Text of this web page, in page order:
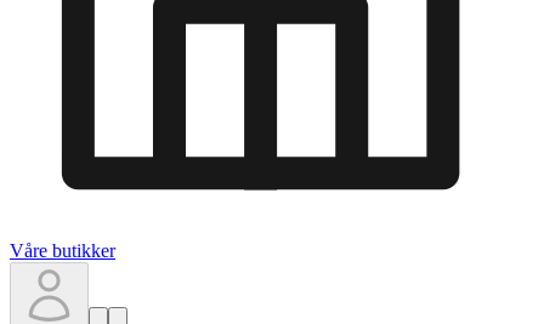
Våre butikker